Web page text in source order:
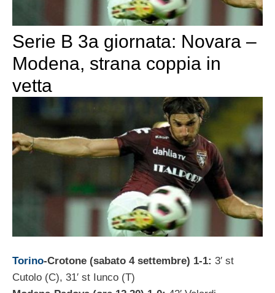
Serie B 3a giornata: Novara –
Modena, strana coppia in
vetta
Torino-Crotone (sabato 4 settembre) 1-1: 3′ st
Cutolo (C), 31′ st Iunco (T)